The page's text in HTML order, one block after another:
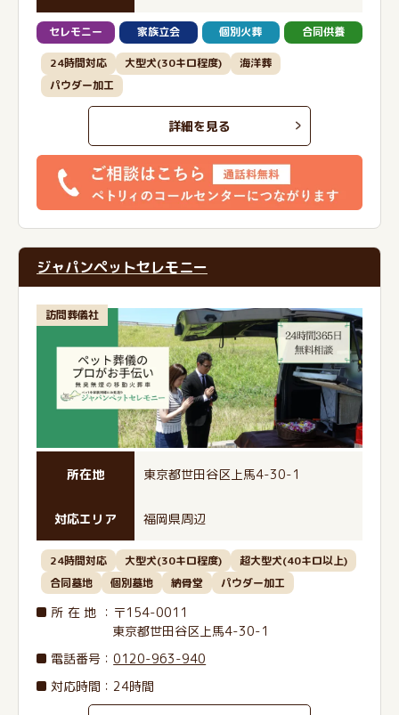
セレモニー 家族立会 個別火葬 合同供養
24時間対応 大型犬(30キロ程度)
海洋葬
パウダー加工
詳細を見る
ジャパンペットセレモニー
訪問葬儀社
所在地 東京都世田谷区上馬4-30-1
対応エリア 福岡県周辺
24時間対応 大型犬(30キロ程度)
超大型犬(40キロ以上)
合同墓地
個別墓地 納骨堂 パウダー加工
所在地 ：〒154-0011
東京都世田谷区上馬4-30-1
電話番号 ：0120-963-940
対応時間：24時間